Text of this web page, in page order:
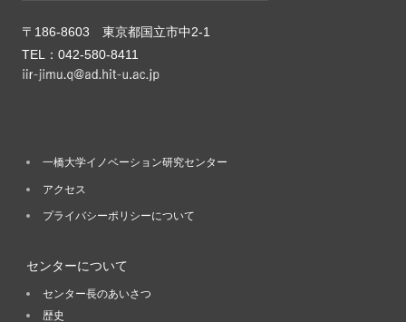
〒186-8603 東京都国立市中2-1
TEL：042-580-8411
一橋大学イノベーション研究センター
アクセス
プライバシーポリシーについて
センターについて
センター長のあいさつ
歴史